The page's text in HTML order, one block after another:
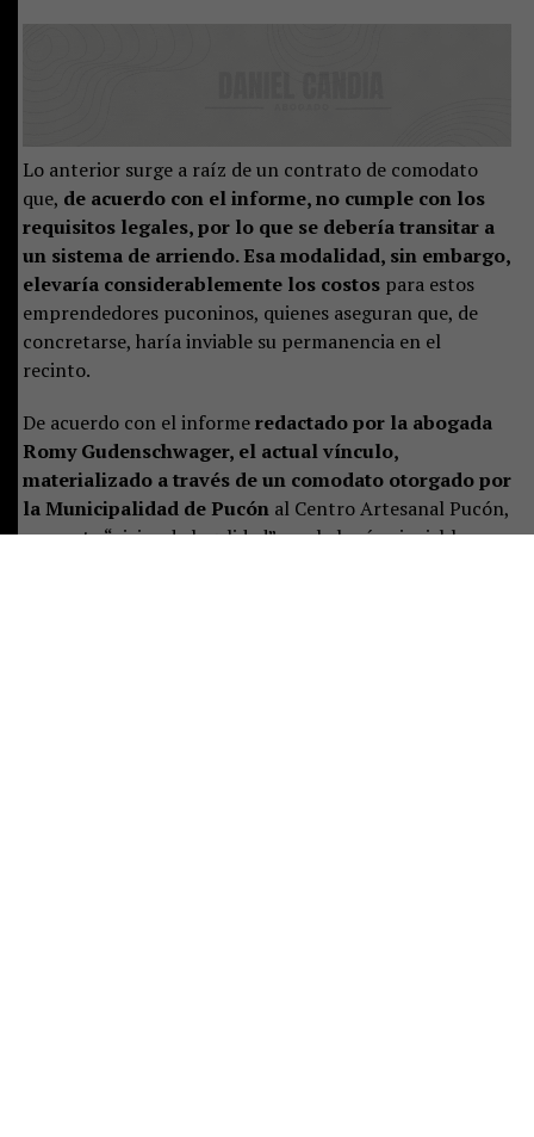
Lo anterior surge a raíz de un contrato de comodato
que, de acuerdo con el informe, no cumple con los
requisitos legales, por lo que se debería transitar a
un sistema de arriendo. Esa modalidad, sin embargo,
elevaría considerablemente los costospara estos
emprendedores puconinos, quienes aseguran que, de
concretarse, haría inviable su permanencia en el
recinto.
De acuerdo con el informeredactado por la abogada
Romy Gudenschwager, el actual vínculo,
materializado a través de un comodato otorgado por
la Municipalidad de Pucónal Centro Artesanal Pucón,
presenta “vicios de legalidad” que lo harían inviable.